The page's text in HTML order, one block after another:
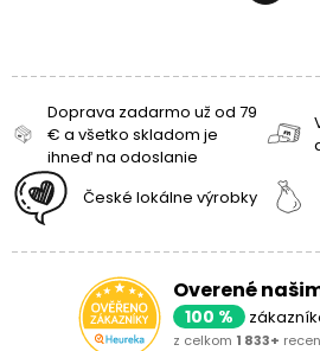
Doprava zadarmo už od 79
€ a všetko skladom je
ihneď na odoslanie
České lokálne výrobky
Overené
100 %
z celkom 1 833+